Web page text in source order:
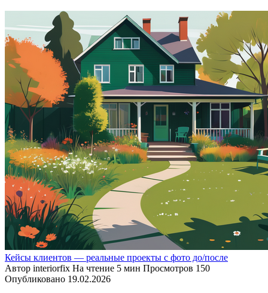
Кейсы клиентов — реальные проекты с фото до/после
Автор interiorfix На чтение 5 мин Просмотров 150
Опубликовано 19.02.2026